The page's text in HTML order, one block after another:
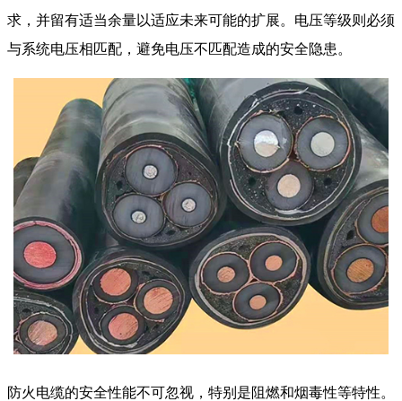
求，并留有适当余量以适应未来可能的扩展。电压等级则必须
与系统电压相匹配，避免电压不匹配造成的安全隐患。
防火电缆的安全性能不可忽视，特别是阻燃和烟毒性等特性。